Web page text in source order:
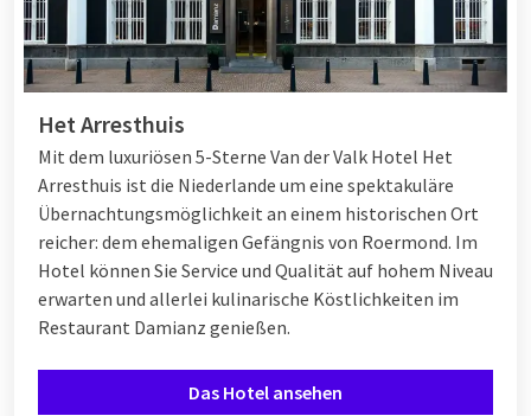
Het Arresthuis
Mit dem luxuriösen 5-Sterne Van der Valk Hotel Het
Arresthuis ist die Niederlande um eine spektakuläre
Übernachtungsmöglichkeit an einem historischen Ort
reicher: dem ehemaligen Gefängnis von Roermond. Im
Hotel können Sie Service und Qualität auf hohem Niveau
erwarten und allerlei kulinarische Köstlichkeiten im
Restaurant Damianz genießen.
Das Hotel ansehen